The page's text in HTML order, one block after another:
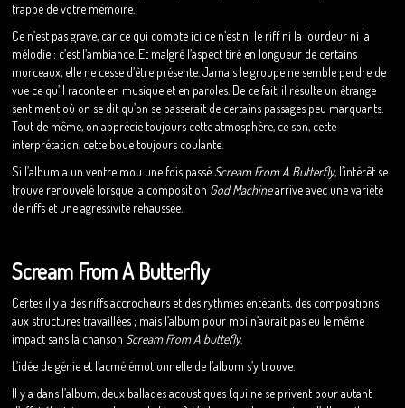
trappe de votre mémoire.
Ce n’est pas grave, car ce qui compte ici ce n’est ni le riff ni la lourdeur ni la
mélodie : c’est l’ambiance. Et malgré l’aspect tiré en longueur de certains
morceaux, elle ne cesse d’être présente. Jamais le groupe ne semble perdre de
vue ce qu’il raconte en musique et en paroles. De ce fait, il résulte un étrange
sentiment où on se dit qu’on se passerait de certains passages peu marquants.
Tout de même, on apprécie toujours cette atmosphère, ce son, cette
interprétation, cette boue toujours coulante.
Si l’album a un ventre mou une fois passé Scream From A Butterfly, l’intérêt se
trouve renouvelé lorsque la composition God Machinearrive avec une variété
de riffs et une agressivité rehaussée.
Scream From A Butterfly
Certes il y a des riffs accrocheurs et des rythmes entêtants, des compositions
aux structures travaillées ; mais l’album pour moi n’aurait pas eu le même
impact sans la chanson Scream From A buttefly.
L’idée de génie et l’acmé émotionnelle de l’album s’y trouve.
Il y a dans l’album, deux ballades acoustiques (qui ne se privent pour autant